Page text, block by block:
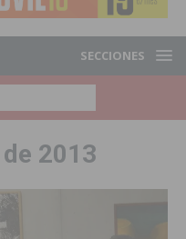
SECCIONES
2013